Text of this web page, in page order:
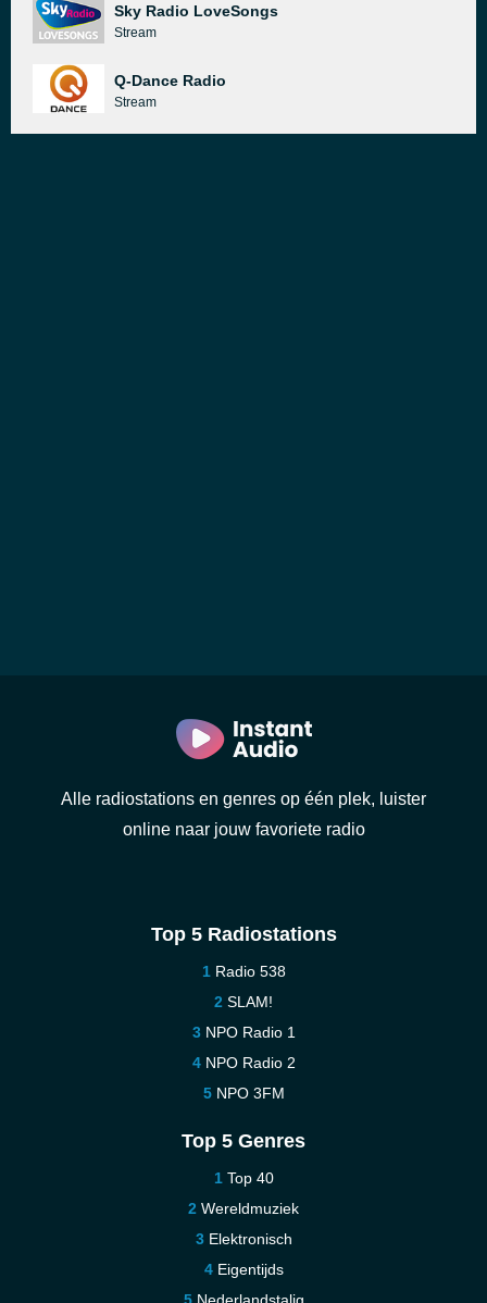
Sky Radio LoveSongs
Stream
Q-Dance Radio
Stream
Alle radiostations en genres op één plek, luister
online naar jouw favoriete radio
Top 5 Radiostations
Radio 538
SLAM!
NPO Radio 1
NPO Radio 2
NPO 3FM
Top 5 Genres
Top 40
Wereldmuziek
Elektronisch
Eigentijds